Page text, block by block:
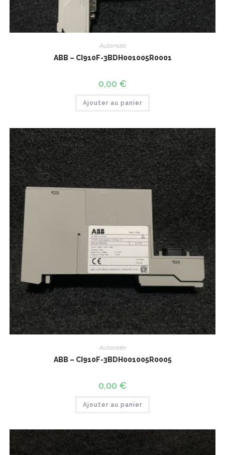
Automate
ABB – CI910F-3BDH001005R0001
0,00 €
Ajouter au panier
Automate
ABB – CI910F-3BDH001005R0005
0,00 €
Ajouter au panier